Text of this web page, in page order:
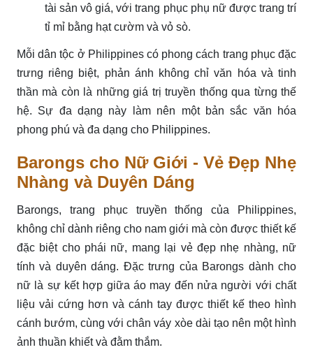
tài sản vô giá, với trang phục phụ nữ được trang trí
tỉ mỉ bằng hạt cườm và vỏ sò.
Mỗi dân tộc ở Philippines có phong cách trang phục đặc
trưng riêng biệt, phản ánh không chỉ văn hóa và tinh
thần mà còn là những giá trị truyền thống qua từng thế
hệ. Sự đa dạng này làm nên một bản sắc văn hóa
phong phú và đa dạng cho Philippines.
Barongs cho Nữ Giới - Vẻ Đẹp Nhẹ
Nhàng và Duyên Dáng
Barongs, trang phục truyền thống của Philippines,
không chỉ dành riêng cho nam giới mà còn được thiết kế
đặc biệt cho phái nữ, mang lại vẻ đẹp nhẹ nhàng, nữ
tính và duyên dáng. Đặc trưng của Barongs dành cho
nữ là sự kết hợp giữa áo may đến nửa người với chất
liệu vải cứng hơn và cánh tay được thiết kế theo hình
cánh bướm, cùng với chân váy xòe dài tạo nên một hình
ảnh thuần khiết và đằm thắm.